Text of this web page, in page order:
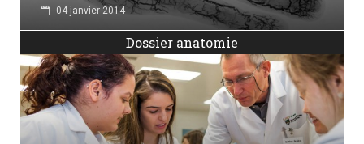
04 janvier 2014
Dossier anatomie